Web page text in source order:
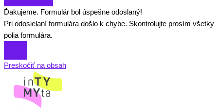
Ďakujeme. Formulár bol úspešne odoslaný!
Pri odosielaní formulára došlo k chybe. Skontrolujte prosím všetky
polia formulára.
Preskočiť na obsah